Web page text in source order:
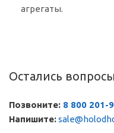
агрегаты.
Остались вопросы
Позвоните: 8 800 201-
Напишите: